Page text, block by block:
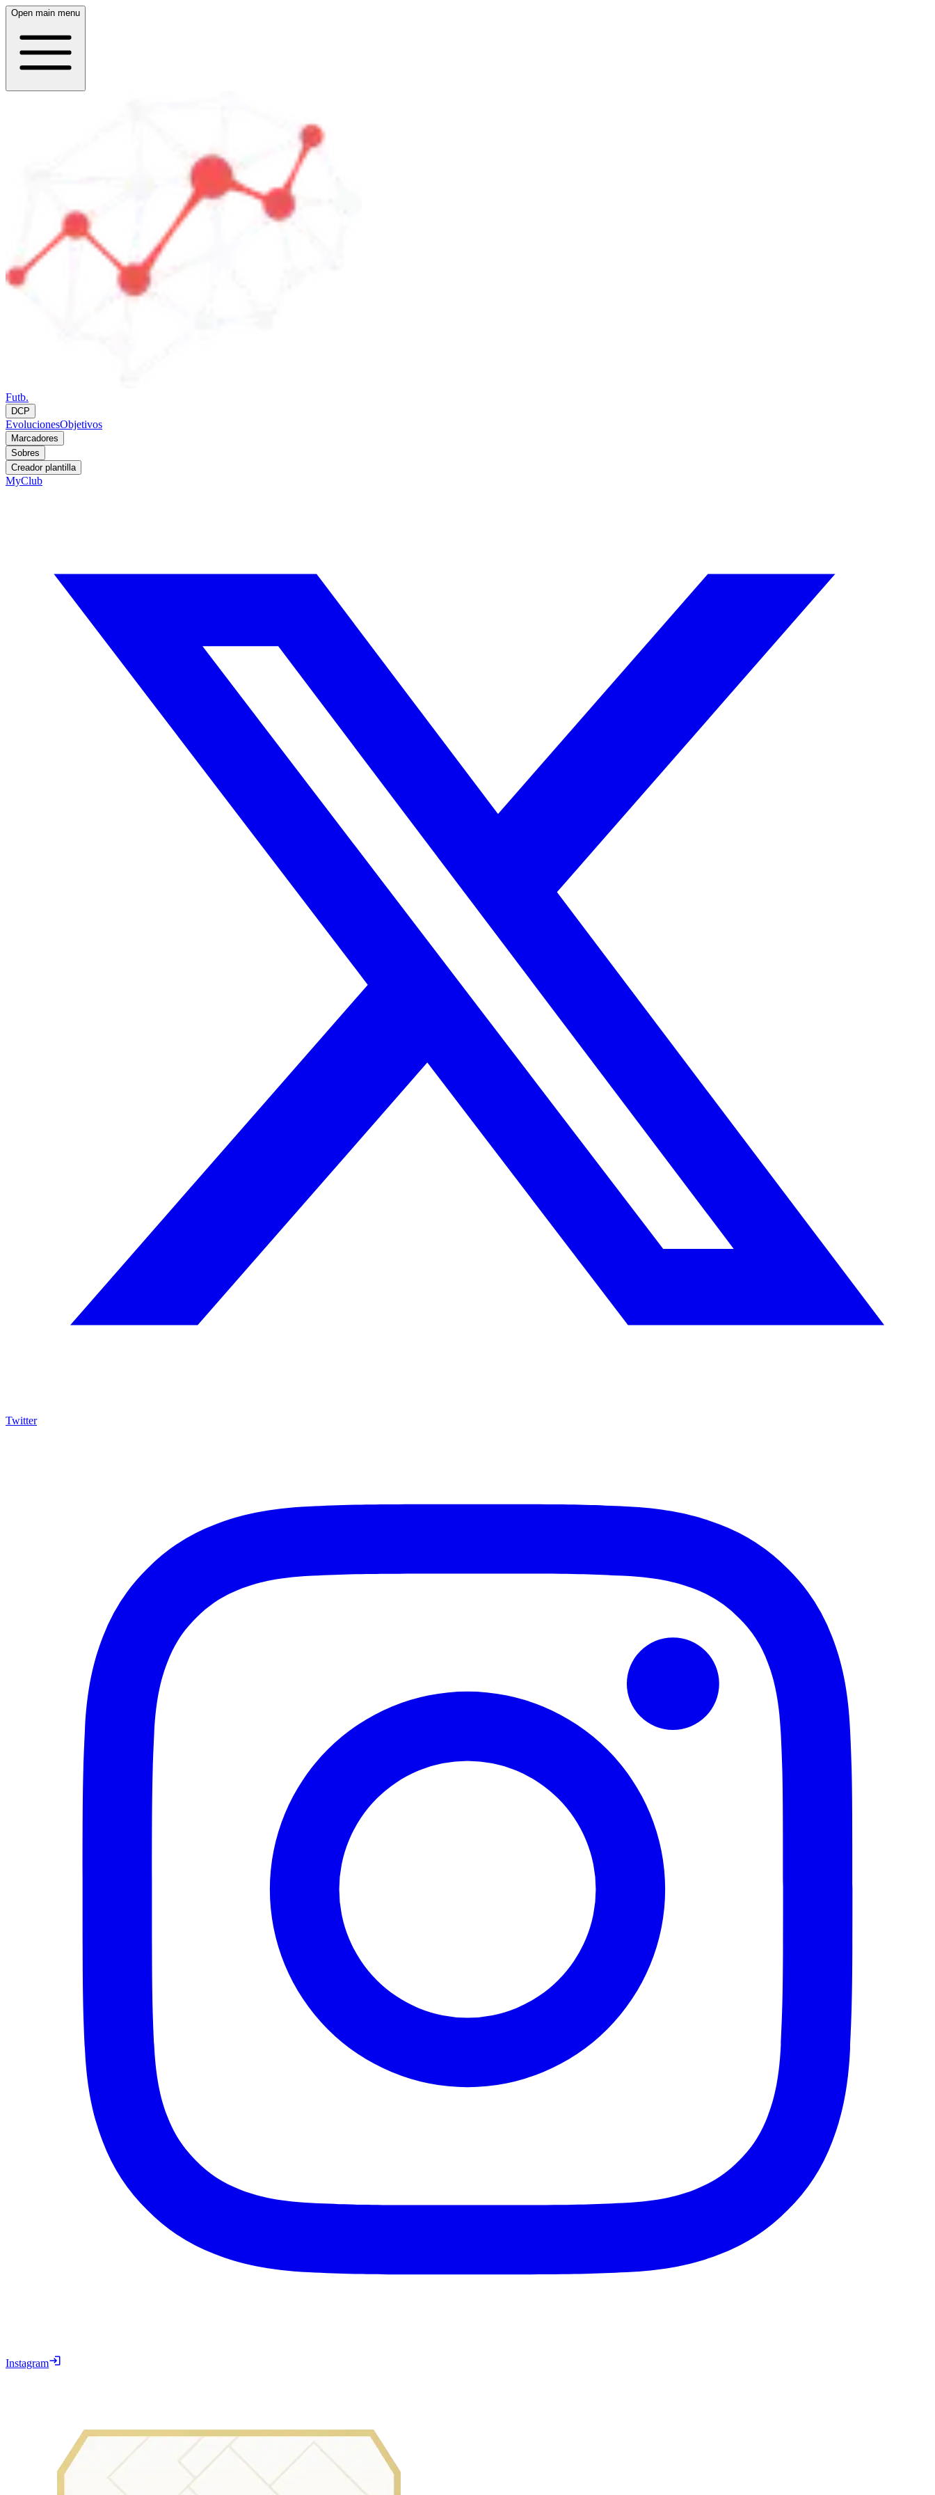
Open main menu
Futb.
DCP
EvolucionesObjetivos
Marcadores
Sobres
Creador plantilla
MyClub
Twitter
Instagram